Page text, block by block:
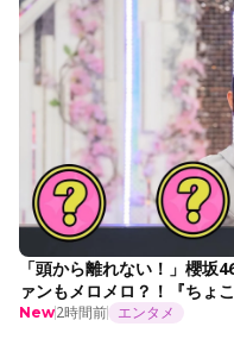
「頭から離れない！」櫻坂
ァンもメロメロ？！『ちょ
New2時間前 エンタメ